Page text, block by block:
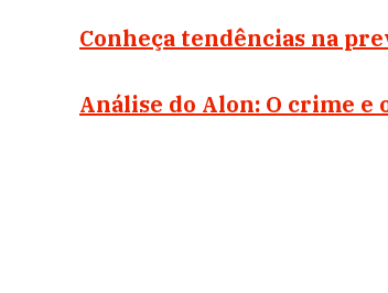
Conheça tendências na
Análise do Alon: O crime e